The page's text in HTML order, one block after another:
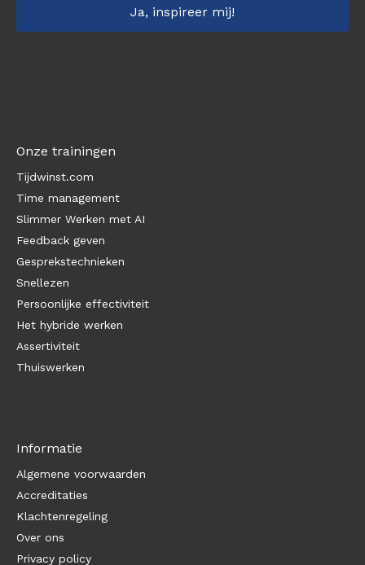
Onze trainingen
Tijdwinst.com
Time management
Slimmer Werken met AI
Feedback geven
Gesprekstechnieken
Snellezen
Persoonlijke effectiviteit
Het hybride werken
Assertiviteit
Thuiswerken
Informatie
Algemene voorwaarden
Accreditaties
Klachtenregeling
Over ons
Privacy policy